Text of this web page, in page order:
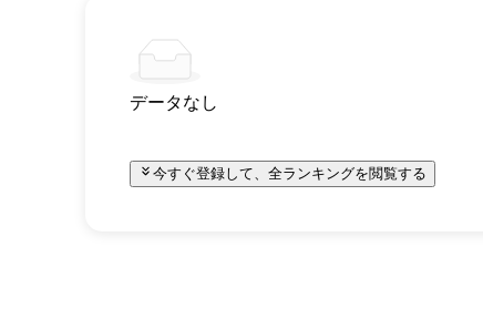
データなし
今すぐ登録して、全ランキングを閲覧する